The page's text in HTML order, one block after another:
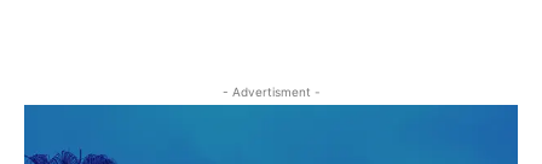
- Advertisment -